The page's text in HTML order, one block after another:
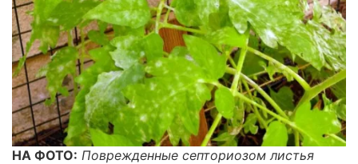
НА ФОТО: Поврежденные септориозом листья